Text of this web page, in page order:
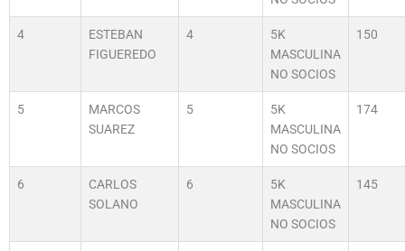
4
ESTEBAN
FIGUEREDO
4
5K
MASCULINA
NO SOCIOS
150
5
MARCOS
SUAREZ
5
5K
MASCULINA
NO SOCIOS
174
6
CARLOS
SOLANO
6
5K
MASCULINA
NO SOCIOS
145